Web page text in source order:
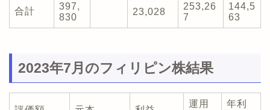
合計
397,
830
23,028
253,26
7
144,5
63
2023年7月のフィリピン株結果
運用 年利